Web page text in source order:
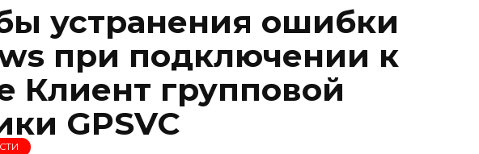
устранения ошибки
при подключении к
Клиент групповой
GPSVC